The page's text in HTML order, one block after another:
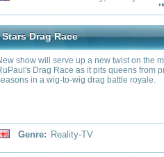
TV IMDb:8 / 10
famous drag queen in the world, as
inspiration on RuPaul's Drag Race,
queen competitions. Playing a dual
supreme in all judging and
RuPaul, the man, helps guide the
prepare for each challenge.
the nation's most outrageous, cutting-
stunningly gorgeous drag queens all
(and tiara) as top drag queen of the
our contestants are top models,
idols all rolled up into one. Each
TV IMDb: